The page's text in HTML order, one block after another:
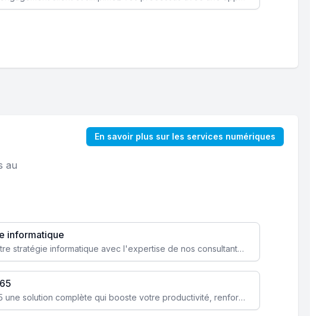
En savoir plus sur les services numériques
au
informatique
Optimisez votre stratégie informatique avec l'expertise de nos consultants pour améliorer votre efficacité et sécurité.
Microsoft 365 une solution complète qui booste votre productivité, renforce la sécurité de vos données et facilite la collaboration.